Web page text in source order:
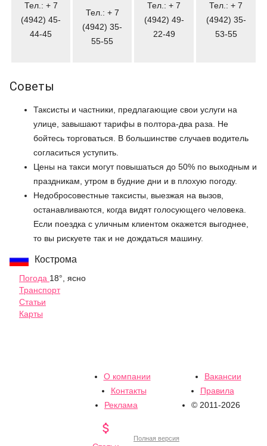
Тел.: + 7
(4942) 45-
44-45
Тел.: + 7
(4942) 35-
55-55
Тел.: + 7
(4942) 49-
22-49
Тел.: + 7
(4942) 35-
53-55
Советы
Таксисты и частники, предлагающие свои услуги на
улице, завышают тарифы в полтора-два раза. Не
бойтесь торговаться. В большинстве случаев водитель
согласиться уступить.
Цены на такси могут повышаться до 50% по выходным и
праздникам, утром в будние дни и в плохую погоду.
Недобросовестные таксисты, выезжая на вызов,
останавливаются, когда видят голосующего человека.
Если поездка с уличным клиентом окажется выгоднее,
то вы рискуете так и не дождаться машину.
Кострома
Погода 18°, ясно
Транспорт
Статьи
Карты
О компании
Вакансии
Контакты
Правила
Реклама
© 2011-2026

Полная версия